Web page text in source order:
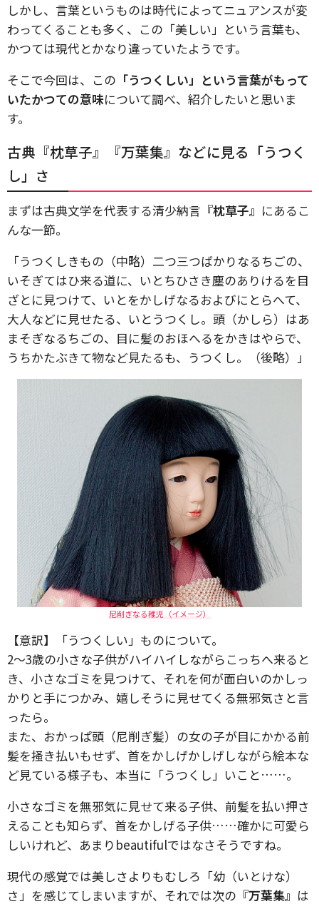
しかし、言葉というものは時代によってニュアンスが変
わってくることも多く、この「美しい」という言葉も、
かつては現代とかなり違っていたようです。
そこで今回は、この 「うつくしい」という言葉がもって
いたかつての意味について調べ、紹介したいと思いま
す。
古典『枕草子』『万葉集』などに見る「うつく
し」さ
まずは古典文学を代表する清少納言 『枕草子』 にあるこ
んな一節。
「うつくしきもの（中略）二つ三つばかりなるちごの、
いそぎてはひ来る道に、いとちひさき塵のありけるを目
ざとに見つけて、いとをかしげなるおよびにとらへて、
大人などに見せたる、いとうつくし。頭（かしら）はあ
まそぎなるちごの、目に髪のおほへるをかきはやらで、
うちかたぶきて物など見たるも、うつくし。（後略）」
尼削ぎなる稚児（イメージ）
【意訳】「うつくしい」ものについて。
2～3歳の小さな子供がハイハイしながらこっちへ来ると
き、小さなゴミを見つけて、それを何が面白いのかしっ
かりと手につかみ、嬉しそうに見せてくる無邪気さと言
ったら。
また、おかっぱ頭（尼削ぎ髪）の女の子が目にかかる前
髪を掻き払いもせず、首をかしげかしげしながら絵本な
ど見ている様子も、本当に「うつくし」いこと……。
小さなゴミを無邪気に見せて来る子供、前髪を払い押さ
えることも知らず、首をかしげる子供……確かに可愛ら
しいけれど、あまりbeautifulではなさそうですね。
現代の感覚では美しさよりもむしろ「幼（いとけな）
さ」を感じてしまいますが、それでは次の 『万葉集』 は